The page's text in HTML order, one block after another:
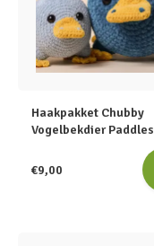
Haakpakket Chubby
Vogelbekdier Paddles
€9,00